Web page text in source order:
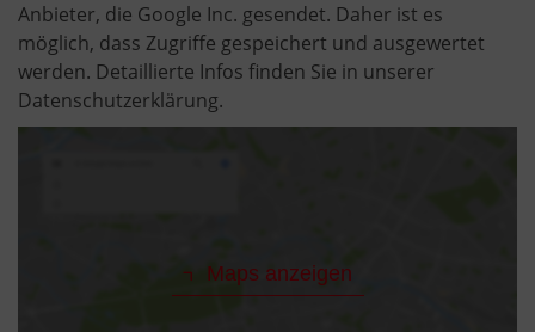
Anbieter, die Google Inc. gesendet. Daher ist es
möglich, dass Zugriffe gespeichert und ausgewertet
werden. Detaillierte Infos finden Sie in unserer
Datenschutzerklärung.
Maps anzeigen